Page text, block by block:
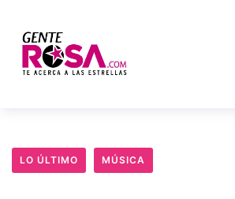
LO ÚLTIMO MÚSICA